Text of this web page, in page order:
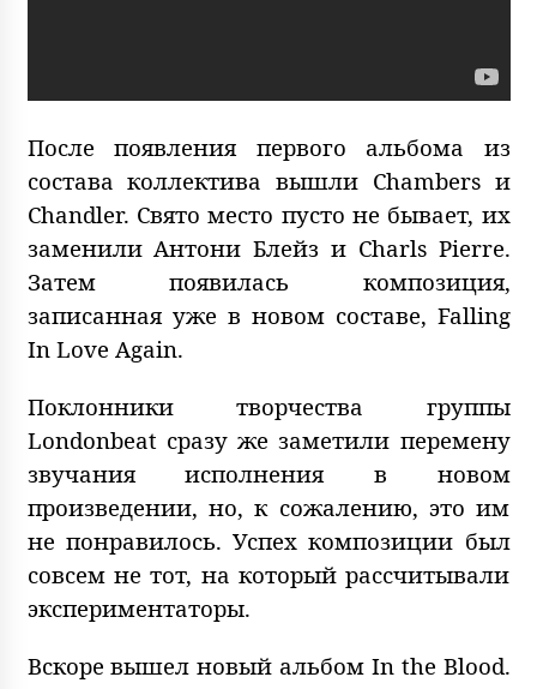
После появления первого альбома из
состава коллектива вышли Chambers и
Chandler. Свято место пусто не бывает, их
заменили Антони Блейз и Charls Pierre.
Затем появилась композиция,
записанная уже в новом составе, Falling
In Love Again.
Поклонники творчества группы
Londonbeat сразу же заметили перемену
звучания исполнения в новом
произведении, но, к сожалению, это им
не понравилось. Успех композиции был
совсем не тот, на который рассчитывали
экспериментаторы.
Вскоре вышел новый альбом In the Blood.